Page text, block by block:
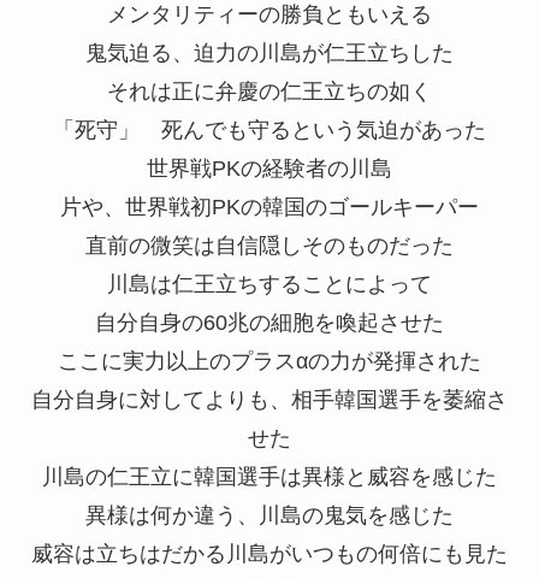
メンタリティーの勝負ともいえる
鬼気迫る、迫力の川島が仁王立ちした
それは正に弁慶の仁王立ちの如く
「死守」 死んでも守るという気迫があった
世界戦PKの経験者の川島
片や、世界戦初PKの韓国のゴールキーパー
直前の微笑は自信隠しそのものだった
川島は仁王立ちすることによって
自分自身の60兆の細胞を喚起させた
ここに実力以上のプラスαの力が発揮された
自分自身に対してよりも、相手韓国選手を萎縮さ
せた
川島の仁王立に韓国選手は異様と威容を感じた
異様は何か違う、川島の鬼気を感じた
威容は立ちはだかる川島がいつもの何倍にも見た